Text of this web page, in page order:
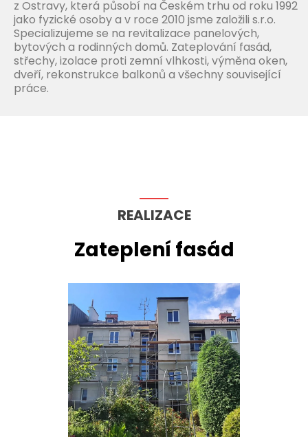
z Ostravy, která působí na Českém trhu od roku 1992
jako fyzické osoby a v roce 2010 jsme založili s.r.o.
Specializujeme se na revitalizace panelových,
bytových a rodinných domů. Zateplování fasád,
střechy, izolace proti zemní vlhkosti, výměna oken,
dveří, rekonstrukce balkonů a všechny související
práce.
REALIZACE
Zateplení fasád